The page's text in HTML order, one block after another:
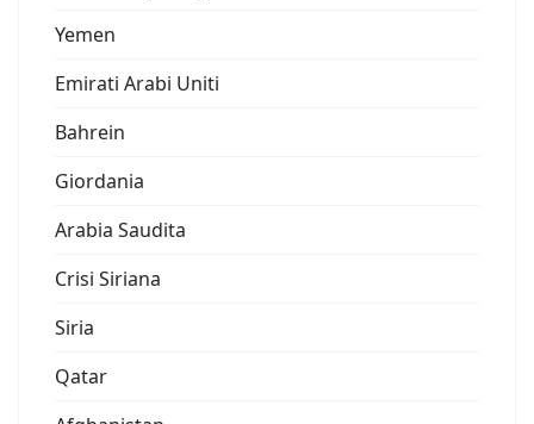
Yemen
Emirati Arabi Uniti
Bahrein
Giordania
Arabia Saudita
Crisi Siriana
Siria
Qatar